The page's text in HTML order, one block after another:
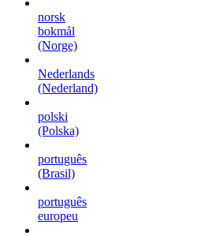
norsk
bokmål
(Norge)
Nederlands
(Nederland)
polski
(Polska)
português
(Brasil)
português
europeu